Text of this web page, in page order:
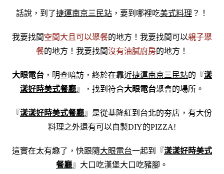
話說，到了捷運南京三民站 ，要到哪裡吃美式料理 ？！
我要找間空間大且可以聚餐的地方！我要找間可以親子聚
餐的地方！我要找間沒有油膩廚房的地方！
大眼電台 ，明查暗訪，終於在靠近捷運南京三民站的『漾
漾好時美式餐廳』，找到符合大眼電台聚會的場所。
『漾漾好時美式餐廳』是從基隆紅到台北的夯店，有大份
料理之外還有可以自製DIY的PIZZA!
這實在太有趣了，快跟隨大眼電台一起到『漾漾好時美式
餐廳』大口吃漢堡大口吃豬腳。